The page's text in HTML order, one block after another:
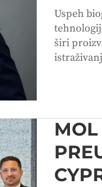
Uspeh
širi
MOL